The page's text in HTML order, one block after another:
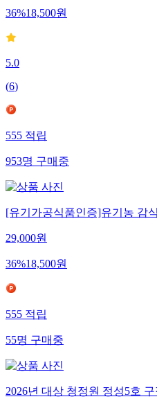
36%18,500원
5.0
(6)
555 적립
953명 구매중
[유기가공식품인증]유기농 감
29,000원
36%18,500원
555 적립
55명 구매중
2026년 대상 청정원 정성5호